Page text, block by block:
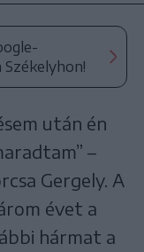
után én
–
Gergely. A
évet a
hármat a